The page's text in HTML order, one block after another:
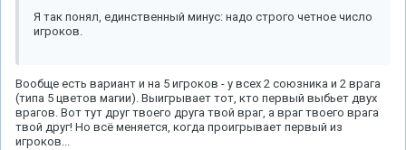
Я так понял, единственный минус: надо строго четное число
игроков.
Вообще есть вариант и на 5 игроков - у всех 2 союзника и 2 врага
(типа 5 цветов магии). Выигрывает тот, кто первый выбьет двух
врагов. Вот тут друг твоего друга твой враг, а враг твоего врага
твой друг! Но всё меняется, когда проигрывает первый из
игроков...